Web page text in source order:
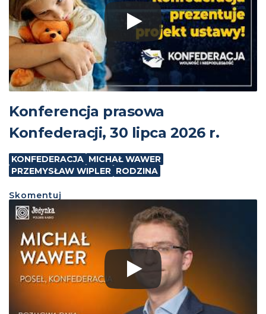
Konferencja prasowa
Konfederacji, 30 lipca 2026 r.
KONFEDERACJA MICHAŁ WAWER
PRZEMYSŁAW WIPLER RODZINA
Skomentuj